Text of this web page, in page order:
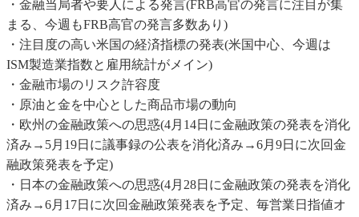
・金融当局者や要人による発言(FRB高官の発言に注目が集
まる、今週もFRB高官の発言多数あり)
・注目度の高い米国の経済指標の発表(米国中心、今週は
ISM製造業指数と雇用統計がメイン)
・金融市場のリスク許容度
・原油と金を中心とした商品市場の動向
・欧州の金融政策への思惑(4月14日に金融政策の発表を消化
済み→5月19日に議事録の公表を消化済み→6月9日に次回金
融政策発表を予定)
・日本の金融政策への思惑(4月28日に金融政策の発表を消化
済み→6月17日に次回金融政策発表を予定、毎営業日指値オ